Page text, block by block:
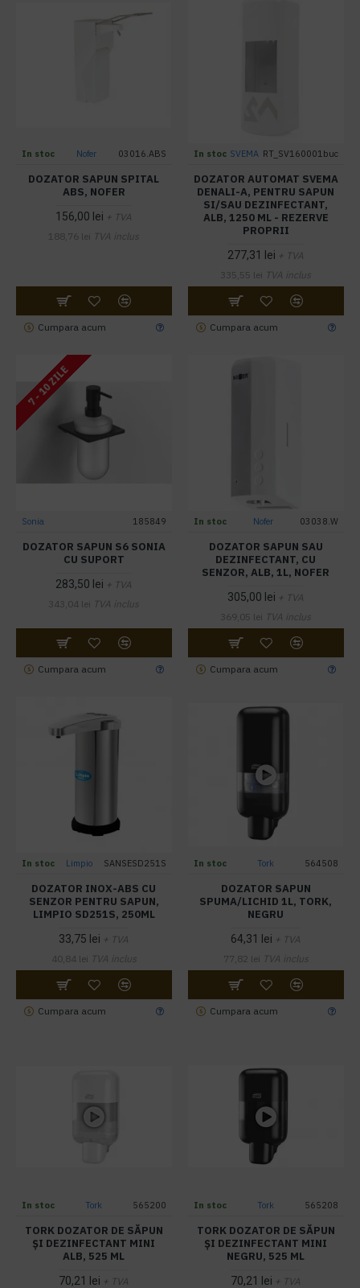
In stoc Nofer 03016.ABS
DOZATOR SAPUN SPITAL
ABS, NOFER
156,00 lei + TVA
188,76 lei TVA inclus
Cumpara acum
In stoc SVEMA RT_SV160001buc
DOZATOR AUTOMAT SVEMA
DENALI-A, PENTRU SAPUN
SI/SAU DEZINFECTANT,
ALB, 1250 ML - REZERVE
PROPRII
277,31 lei + TVA
335,55 lei TVA inclus
Cumpara acum
7 - 10 ZILE
Sonia 185849
DOZATOR SAPUN S6 SONIA
CU SUPORT
283,50 lei + TVA
343,04 lei TVA inclus
Cumpara acum
In stoc Nofer 03038.W
DOZATOR SAPUN SAU
DEZINFECTANT, CU
SENZOR, ALB, 1L, NOFER
305,00 lei + TVA
369,05 lei TVA inclus
Cumpara acum
In stoc Limpio SANSESD251S
DOZATOR INOX-ABS CU
SENZOR PENTRU SAPUN,
LIMPIO SD251S, 250ML
33,75 lei + TVA
40,84 lei TVA inclus
Cumpara acum
In stoc Tork 564508
DOZATOR SAPUN
SPUMA/LICHID 1L, TORK,
NEGRU
64,31 lei + TVA
77,82 lei TVA inclus
Cumpara acum
In stoc Tork 565200
TORK DOZATOR DE SĂPUN
ȘI DEZINFECTANT MINI
ALB, 525 ML
70,21 lei + TVA
In stoc Tork 565208
TORK DOZATOR DE SĂPUN
ȘI DEZINFECTANT MINI
NEGRU, 525 ML
70,21 lei + TVA